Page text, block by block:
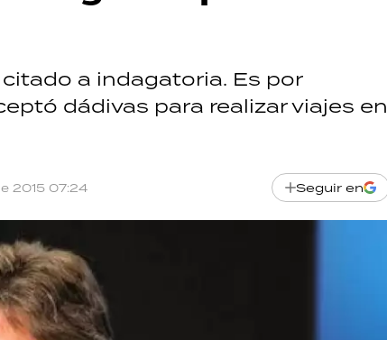
a indagatoria. Es por
dádivas para realizar viajes en
2015 07:24 Seguir en